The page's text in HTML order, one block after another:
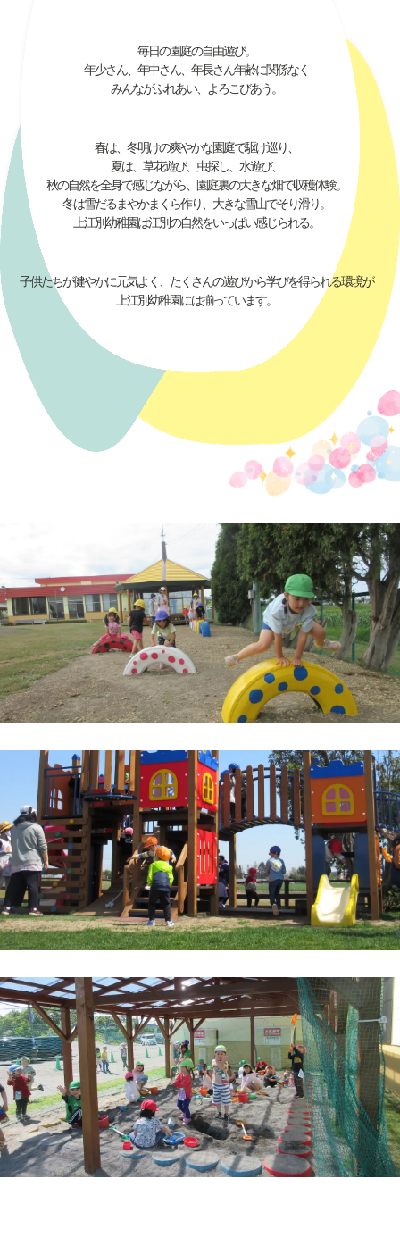
毎日の園庭の自由遊び。
年少さん、年中さん、年長さん年齢に関係なく
みんながふれあい、よろこびあう。
春は、冬明けの爽やかな園庭で駆け巡り、
夏は、草花遊び、虫探し、水遊び、
秋の自然を全身で感じながら、園庭裏の大きな畑で収穫体験。
冬は雪だるまやかまくら作り、大きな雪山でそり滑り。
上江別幼稚園は江別の自然をいっぱい感じられる。
子供たちが健やかに元気よく、たくさんの遊びから学びを得られる環境が
上江別幼稚園には揃っています。